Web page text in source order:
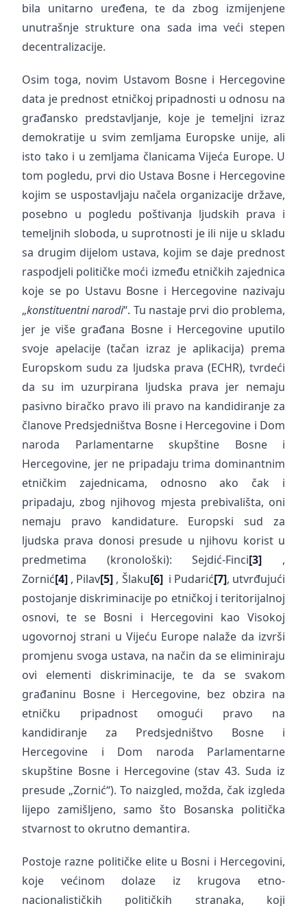
bila unitarno uređena, te da zbog izmijenjene
unutrašnje strukture ona sada ima veći stepen
decentralizacije.
Osim toga, novim Ustavom Bosne i Hercegovine
data je prednost etničkoj pripadnosti u odnosu na
građansko predstavljanje, koje je temeljni izraz
demokratije u svim zemljama Europske unije, ali
isto tako i u zemljama članicama Vijeća Europe. U
tom pogledu, prvi dio Ustava Bosne i Hercegovine
kojim se uspostavljaju načela organizacije države,
posebno u pogledu poštivanja ljudskih prava i
temeljnih sloboda, u suprotnosti je ili nije u skladu
sa drugim dijelom ustava, kojim se daje prednost
raspodjeli političke moći između etničkih zajednica
koje se po Ustavu Bosne i Hercegovine nazivaju
„konstituentni narodi“. Tu nastaje prvi dio problema,
jer je više građana Bosne i Hercegovine uputilo
svoje apelacije (tačan izraz je aplikacija) prema
Europskom sudu za ljudska prava (ECHR), tvrdeći
da su im uzurpirana ljudska prava jer nemaju
pasivno biračko pravo ili pravo na kandidiranje za
članove Predsjedništva Bosne i Hercegovine i Dom
naroda Parlamentarne skupštine Bosne i
Hercegovine, jer ne pripadaju trima dominantnim
etničkim zajednicama, odnosno ako čak i
pripadaju, zbog njihovog mjesta prebivališta, oni
nemaju pravo kandidature. Europski sud za
ljudska prava donosi presude u njihovu korist u
predmetima (kronološki): Sejdić-Finci[3] ,
Zornić[4] , Pilav[5] , Šlaku[6]i Pudarić[7], utvrđujući
postojanje diskriminacije po etničkoj i teritorijalnoj
osnovi, te se Bosni i Hercegovini kao Visokoj
ugovornoj strani u Vijeću Europe nalaže da izvrši
promjenu svoga ustava, na način da se eliminiraju
ovi elementi diskriminacije, te da se svakom
građaninu Bosne i Hercegovine, bez obzira na
etničku pripadnost omogući pravo na
kandidiranje za Predsjedništvo Bosne i
Hercegovine i Dom naroda Parlamentarne
skupštine Bosne i Hercegovine (stav 43. Suda iz
presude „Zornić“). To naizgled, možda, čak izgleda
lijepo zamišljeno, samo što Bosanska politička
stvarnost to okrutno demantira.
Postoje razne političke elite u Bosni i Hercegovini,
koje većinom dolaze iz krugova etno-
nacionalističkih političkih stranaka, koji